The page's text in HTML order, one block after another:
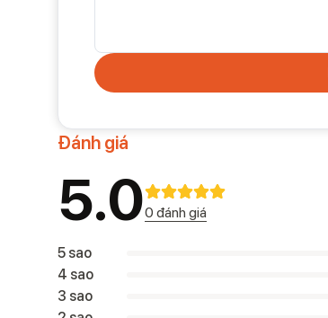
Đánh giá
5.00 đánh giá
5 sao
4 sao
3 sao